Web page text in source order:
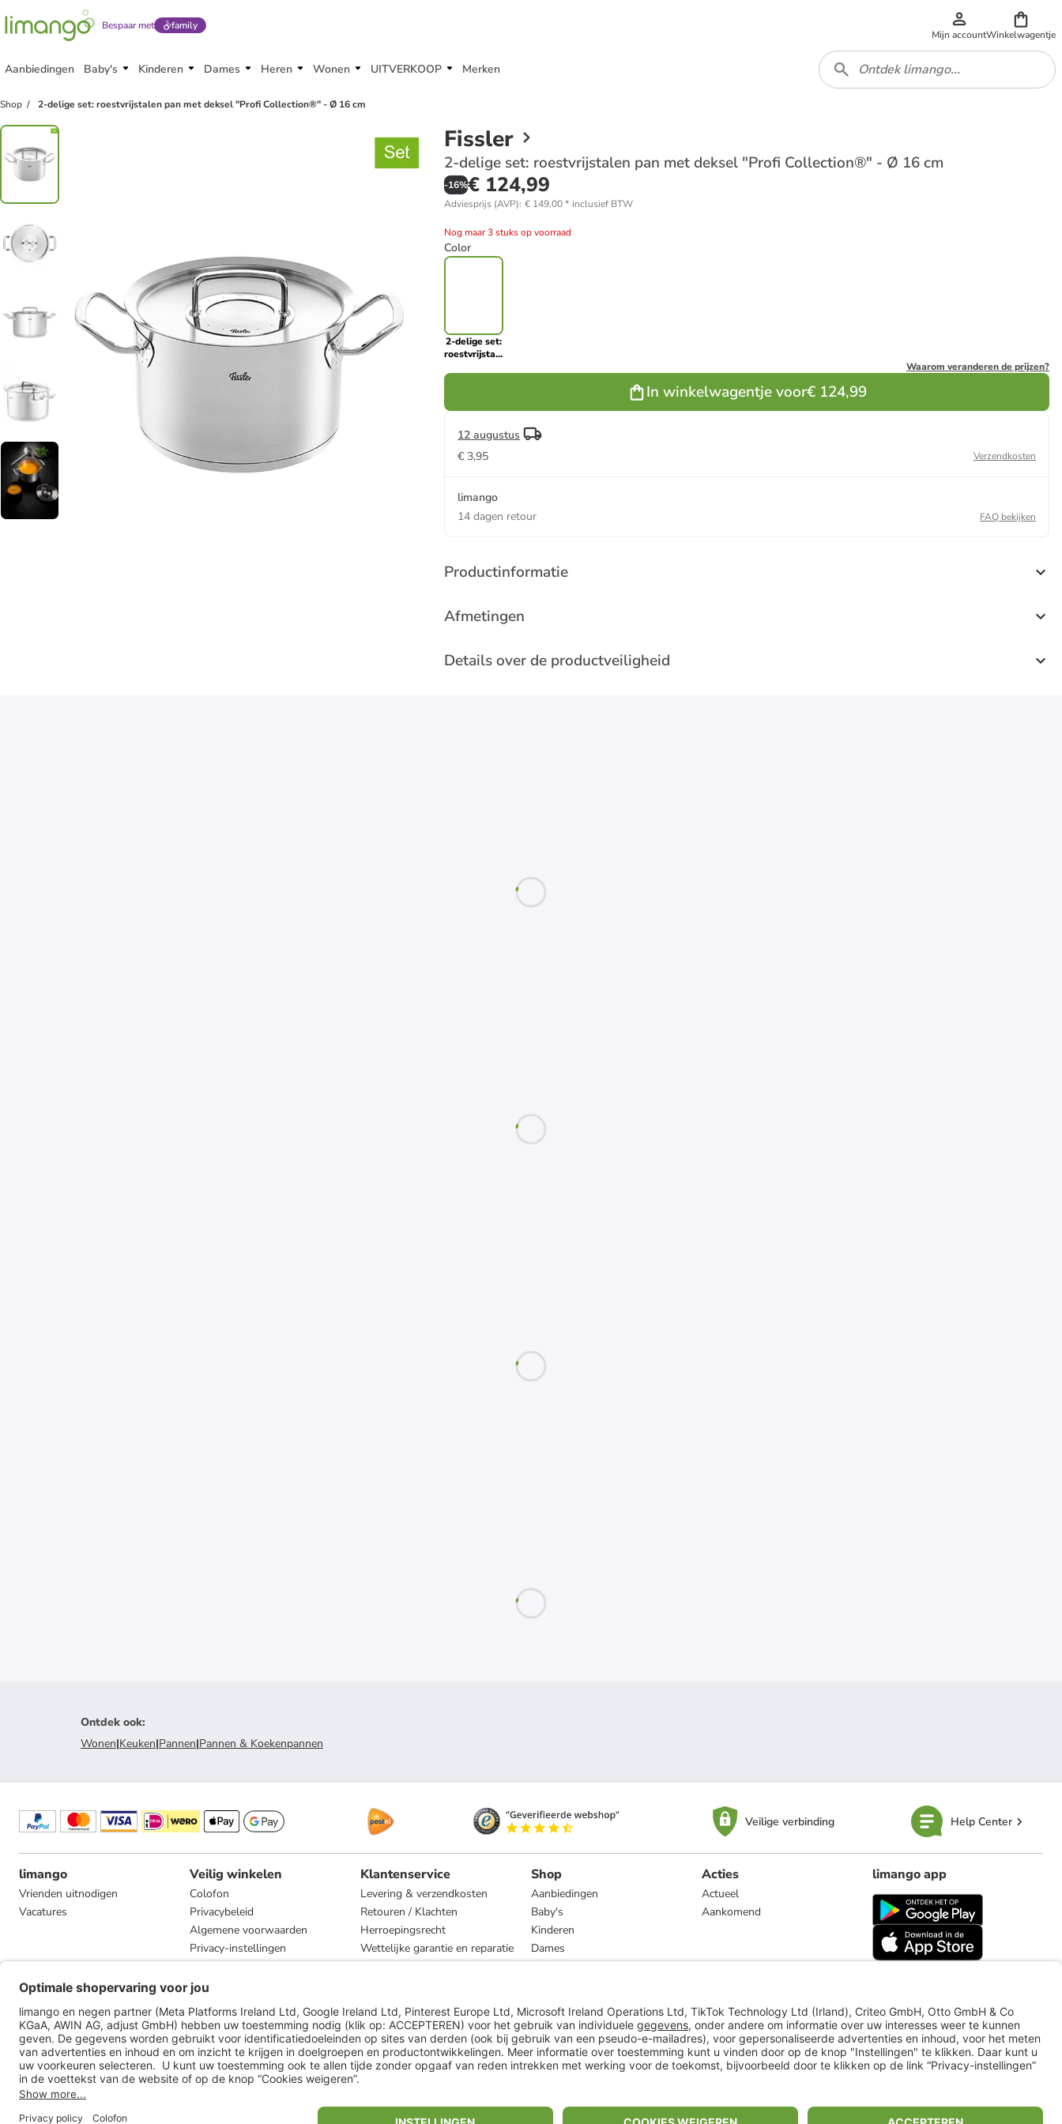
Bespaar met family
Mijn accountWinkelwagentje
Aanbiedingen Baby's Kinderen Dames Heren Wonen UITVERKOOP Merken
Shop 2-delige set: roestvrijstalen pan met deksel "Profi Collection®" - Ø 16 cm
Fissler
2-delige set: roestvrijstalen pan met deksel "Profi Collection®" - Ø 16 cm
-16%€ 124,99
Adviesprijs (AVP): € 149,00* inclusief BTW
Nog maar 3 stuks op voorraad
Color
2-delige set:
roestvrijstalen
deksel "Profi
Waarom veranderen de prijzen?
In winkelwagentje voor€ 124,99
12 augustus
€ 3,95
Verzendkosten
limango
14 dagen retour
FAQ bekijken
Productinformatie
Afmetingen
Details over de productveiligheid
Ontdek ook:
Wonen|Keuken|Pannen|Pannen & Koekenpannen
Veilige verbinding Help Center
limango
Vrienden uitnodigen
Vacatures
Veilig winkelen
Colofon
Privacybeleid
Algemene voorwaarden
Privacy-instellingen
Compliance
Klantenservice
Levering & verzendkosten
Retouren / Klachten
Herroepingsrecht
Wettelijke garantie en reparatie
Shop
Aanbiedingen
Baby's
Kinderen
Dames
Heren
Acties
Actueel
Aankomend
limango app
limango.de limango.pl
** Alle prijsopgaven zijn inclusief belasting en exclusief verzendkosten
ᵃ Bij een minimale bestelwaarde van €15.